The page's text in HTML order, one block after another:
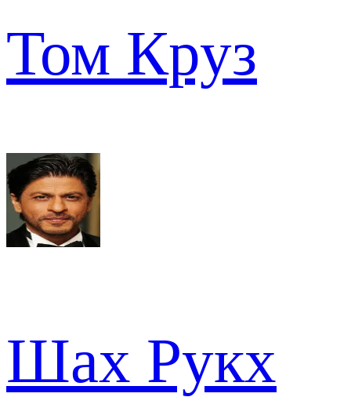
Том Круз
Шах Рукх